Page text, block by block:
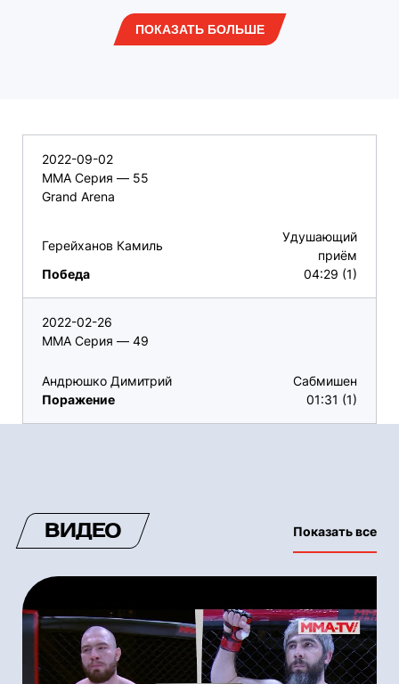
ПОКАЗАТЬ БОЛЬШЕ
2022-09-02
ММА Серия — 55
Grand Arena
Герейханов Камиль
Победа
Удушающий
приём
04:29 (1)
2022-02-26
ММА Серия — 49
Андрюшко Димитрий
Поражение
Сабмишен
01:31 (1)
ВИДЕО Показать все